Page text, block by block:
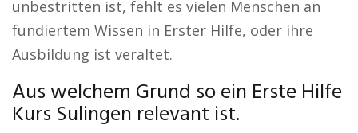
unbestritten ist, fehlt es vielen Menschen an
fundiertem Wissen in Erster Hilfe, oder ihre
Ausbildung ist veraltet.
Aus welchem Grund so ein Erste Hilfe
Kurs Sulingen relevant ist.